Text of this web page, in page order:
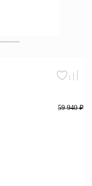
59 940 ₽